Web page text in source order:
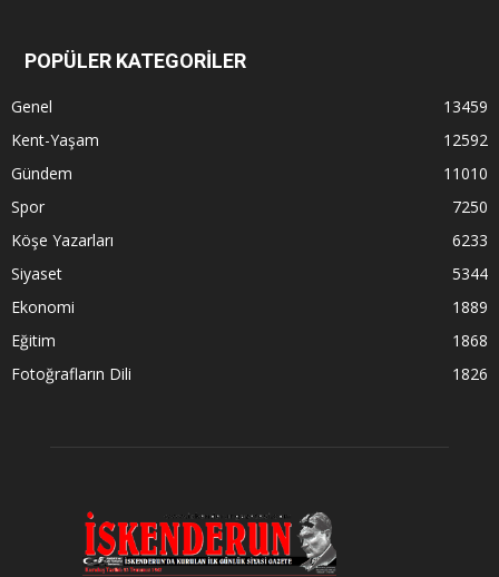
POPÜLER KATEGORİLER
Genel
13459
Kent-Yaşam
12592
Gündem
11010
Spor
7250
Köşe Yazarları
6233
Siyaset
5344
Ekonomi
1889
Eğitim
1868
Fotoğrafların Dili
1826